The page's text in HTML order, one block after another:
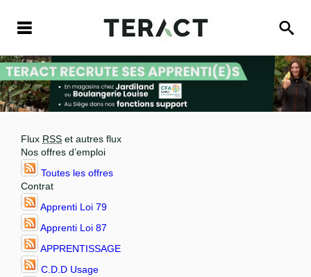
Flux RSS et autres flux
Nos offres d’emploi
Toutes les offres
Contrat
Apprenti Loi 79
Apprenti Loi 87
APPRENTISSAGE
C.D.D Usage